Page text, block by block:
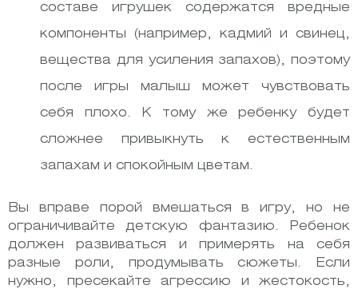
составе игрушек содержатся вредные
компоненты (например, кадмий и свинец,
вещества для усиления запахов), поэтому
после игры малыш может чувствовать
себя плохо. К тому же ребенку будет
сложнее привыкнуть к естественным
запахам и спокойным цветам.
Вы вправе порой вмешаться в игру, но не
ограничивайте детскую фантазию. Ребенок
должен развиваться и примерять на себя
разные роли, продумывать сюжеты. Если
нужно, пресекайте агрессию и жестокость,